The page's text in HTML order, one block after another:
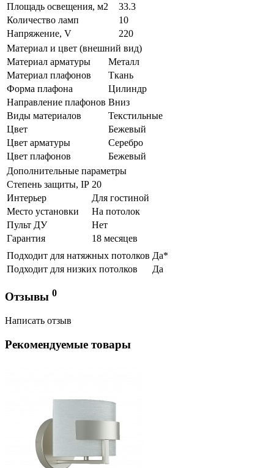
Площадь освещения, м2
33.3
Количество ламп
10
Напряжение, V
220
Материал и цвет (внешний вид)
Материал арматуры
Металл
Материал плафонов
Ткань
Форма плафона
Цилиндр
Направление плафонов Вниз
Виды материалов
Текстильные
Цвет
Бежевый
Цвет арматуры
Серебро
Цвет плафонов
Бежевый
Дополнительные параметры
Степень защиты, IP 20
Интерьер
Для гостиной
Место установки
На потолок
Пульт ДУ
Нет
Гарантия
18 месяцев
Подходит для натяжных потолков Да*
Подходит для низких потолков
Да
Отзывы 0
Написать отзыв
Рекомендуемые товары